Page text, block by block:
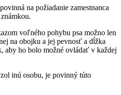
na požiadanie zamestnanca
voľného pohybu psa možno len
na obojku a jej pevnosť a dĺžka
aby ho bolo možné ovládať v každej
inú osobu, je povinný túto